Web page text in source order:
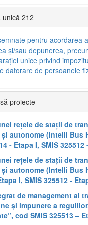
212
pentru acordarea
și/sau depunerea,
unice privind
datorare de persoanele
proiecte
rețele de stații de
autonome (Intelli Bus
- Etapa I, SMIS 325512
rețele de stații de
autonome (Intelli Bus
I, SMIS 325512 -
de management al
și impunere a
cod SMIS 325513 –